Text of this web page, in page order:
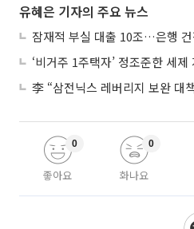
유혜은 기자의 주요 뉴스
잠재적 부실 대출 10조…은행
좋아요
0
화나요
0